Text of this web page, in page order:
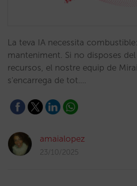
La teva IA necessita
manteniment. Si no disposes
recursos, el nostre equip de
s'encarrega de tot.…
amaialopez
23/10/2025